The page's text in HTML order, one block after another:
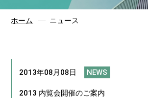
ホーム ニュース
2013年08月08日 NEWS
2013 内覧会開催のご案内